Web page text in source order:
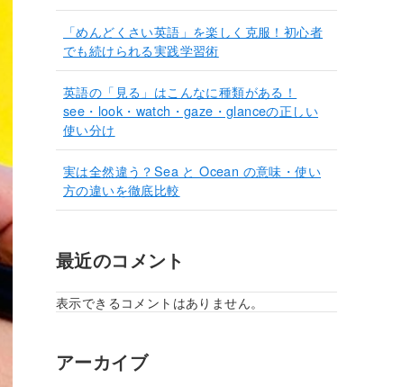
「めんどくさい英語」を楽しく克服！初心者
でも続けられる実践学習術
英語の「見る」はこんなに種類がある！
see・look・watch・gaze・glanceの正しい
使い分け
実は全然違う？Sea と Ocean の意味・使い
方の違いを徹底比較
最近のコメント
表示できるコメントはありません。
アーカイブ